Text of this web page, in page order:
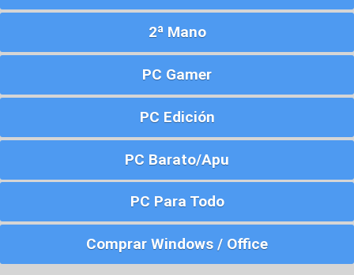
2ª Mano
PC Gamer
PC Edición
PC Barato/Apu
PC Para Todo
Comprar Windows / Office